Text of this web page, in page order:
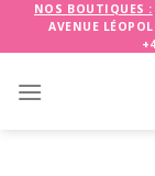
NOS BOUTIQUES :
AVENUE